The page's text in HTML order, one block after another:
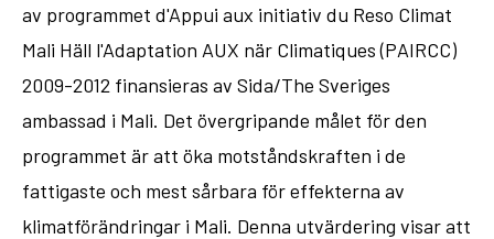
av programmet d'Appui aux initiativ du Reso Climat
Mali Häll l'Adaptation AUX när Climatiques (PAIRCC)
2009-2012 finansieras av Sida/The Sveriges
ambassad i Mali. Det övergripande målet för den
programmet är att öka motståndskraften i de
fattigaste och mest sårbara för effekterna av
klimatförändringar i Mali. Denna utvärdering visar att